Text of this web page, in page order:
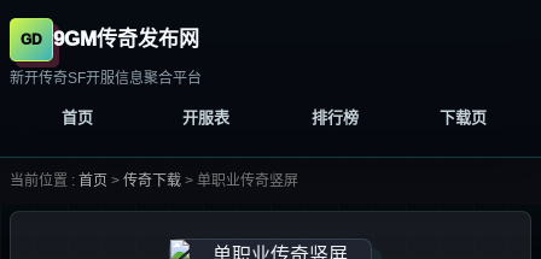
9GM传奇发布网
新开传奇SF开服信息聚合平台
首页 开服表 排行榜 下载页
当前位置 : 首页 > 传奇下载 > 单职业传奇竖屏